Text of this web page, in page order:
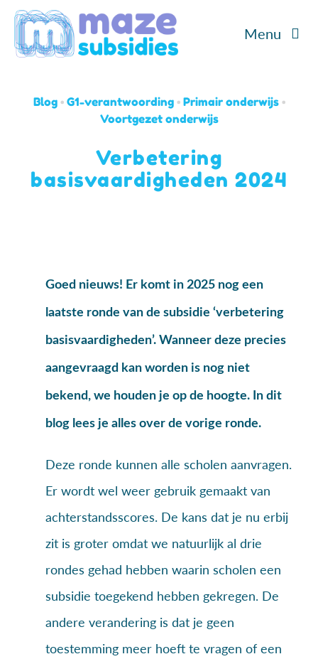
naar
Menu
Diensten
Cases
Contact
Blog• G1-verantwoording• Primair onderwijs•
Voortgezet onderwijs
Verbetering
basisvaardigheden 2024
Goed nieuws! Er komt in 2025 nog een
laatste ronde van de subsidie ‘verbetering
basisvaardigheden’. Wanneer deze precies
aangevraagd kan worden is nog niet
bekend, we houden je op de hoogte. In dit
blog lees je alles over de vorige ronde.
Deze ronde kunnen alle scholen aanvragen.
Er wordt wel weer gebruik gemaakt van
achterstandsscores. De kans dat je nu erbij
zit is groter omdat we natuurlijk al drie
rondes gehad hebben waarin scholen een
subsidie toegekend hebben gekregen. De
andere verandering is dat je geen
toestemming meer hoeft te vragen of een